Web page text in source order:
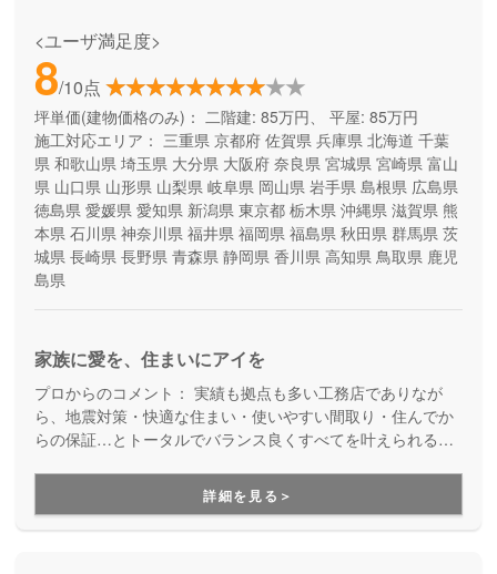
<ユーザ満足度>
8/10点
坪単価(建物価格のみ)： 二階建: 85万円、 平屋: 85万円
施工対応エリア： 三重県 京都府 佐賀県 兵庫県 北海道 千葉
県 和歌山県 埼玉県 大分県 大阪府 奈良県 宮城県 宮崎県 富山
県 山口県 山形県 山梨県 岐阜県 岡山県 岩手県 島根県 広島県
徳島県 愛媛県 愛知県 新潟県 東京都 栃木県 沖縄県 滋賀県 熊
本県 石川県 神奈川県 福井県 福岡県 福島県 秋田県 群馬県 茨
城県 長崎県 長野県 青森県 静岡県 香川県 高知県 鳥取県 鹿児
島県
家族に愛を、住まいにアイを
プロからのコメント： 実績も拠点も多い工務店でありなが
ら、地震対策・快適な住まい・使いやすい間取り・住んでか
らの保証…とトータルでバランス良くすべてを叶えられる家
用できる間取り提案も得意なので、末長く安心して暮らせる
住まいをお求めの方、安心できるプロにまるっとお任せした
い方にもお勧めしています。
詳細を見る＞